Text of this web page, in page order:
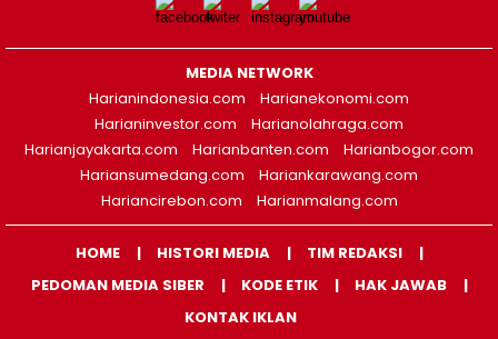
MEDIA NETWORK
Harianindonesia.com
Harianekonomi.com
Harianinvestor.com
Harianolahraga.com
Harianjayakarta.com
Harianbanten.com
Harianbogor.com
Hariansumedang.com
Hariankarawang.com
Hariancirebon.com
Harianmalang.com
HOME HISTORI MEDIA
TIM REDAKSI
PEDOMAN MEDIA SIBER
KODE ETIK
HAK JAWAB
KONTAK IKLAN